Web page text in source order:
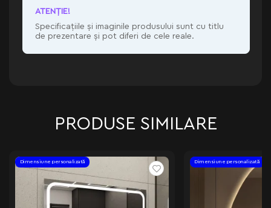
ATENŢIE!
Specificațiile și imaginile produsului sunt cu titlu
de prezentare și pot diferi de cele reale.
PRODUSE SIMILARE
Dimensiune personalizată Dimensiune personalizată